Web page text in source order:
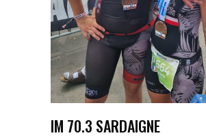
IM 70.3 SARDAIGNE